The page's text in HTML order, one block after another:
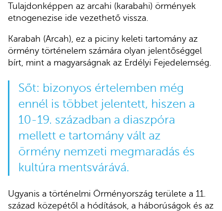
Tulajdonképpen az arcahi (karabahi) örmények
etnogenezise ide vezethető vissza.
Karabah (Arcah), ez a piciny keleti tartomány az
örmény történelem számára olyan jelentőséggel
bírt, mint a magyarságnak az Erdélyi Fejedelemség.
Sőt: bizonyos értelemben még
ennél is többet jelentett, hiszen a
10-19. században a diaszpóra
mellett e tartomány vált az
örmény nemzeti megmaradás és
kultúra mentsvárává.
Ugyanis a történelmi Örményország területe a 11.
század közepétől a hódítások, a háborúságok és az